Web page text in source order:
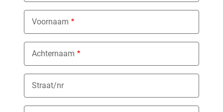
Voornaam
Achternaam
Straat/nr